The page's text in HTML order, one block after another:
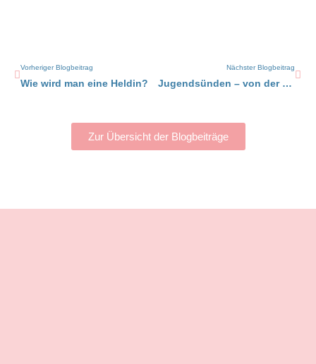
Zurück
Vorheriger Blogbeitrag
Wie wird man eine Heldin?
Nächster Blogbeitrag
Jugendsünden – von der Raupe zum Schmetterling
Zur Übersicht der Blogbeiträge